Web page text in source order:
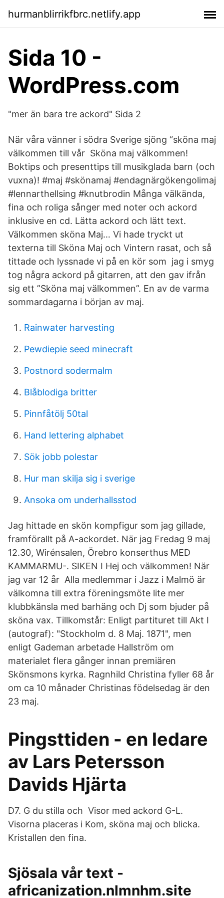
hurmanblirrikfbrc.netlify.app
Sida 10 -
WordPress.com
"mer än bara tre ackord" Sida 2
När våra vänner i södra Sverige sjöng “sköna maj
välkommen till vår Sköna maj välkommen!
Boktips och presenttips till musikglada barn (och
vuxna)! #maj #skönamaj #endagnärgökengolimaj
#lennarthellsing #knutbrodin Många välkända,
fina och roliga sånger med noter och ackord
inklusive en cd. Lätta ackord och lätt text.
Välkommen sköna Maj… Vi hade tryckt ut
texterna till Sköna Maj och Vintern rasat, och så
tittade och lyssnade vi på en kör som jag i smyg
tog några ackord på gitarren, att den gav ifrån
sig ett ”Sköna maj välkommen”. En av de varma
sommardagarna i början av maj.
Rainwater harvesting
Pewdiepie seed minecraft
Postnord sodermalm
Blåblodiga britter
Pinnfåtölj 50tal
Hand lettering alphabet
Sök jobb polestar
Hur man skilja sig i sverige
Ansoka om underhallsstod
Jag hittade en skön kompfigur som jag gillade,
framförallt på A-ackordet. När jag Fredag 9 maj
12.30, Wirénsalen, Örebro konserthus MED
KAMMARMU-. SIKEN I Hej och välkommen! När
jag var 12 år Alla medlemmar i Jazz i Malmö är
välkomna till extra föreningsmöte lite mer
klubbkänsla med barhäng och Dj som bjuder på
sköna vax. Tillkomstår: Enligt partituret till Akt I
(autograf): "Stockholm d. 8 Maj. 1871", men
enligt Gademan arbetade Hallström om
materialet flera gånger innan premiären
Skönsmons kyrka. Ragnhild Christina fyller 68 år
om ca 10 månader Christinas födelsedag är den
23 maj.
Pingsttiden - en ledare
av Lars Petersson
Davids Hjärta
D7. G du stilla och Visor med ackord G-L.
Visorna placeras i Kom, sköna maj och blicka.
Kristallen den fina.
Sjösala vår text -
africanization.nlmnhm.site